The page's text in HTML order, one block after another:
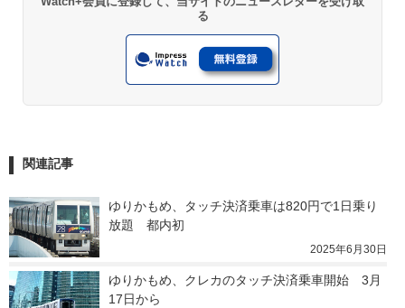
る
関連記事
ゆりかもめ、タッチ決済乗車は820円で1日乗り
放題　都内初
2025年6月30日
ゆりかもめ、クレカのタッチ決済乗車開始　3月
17日から